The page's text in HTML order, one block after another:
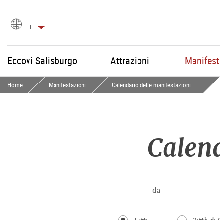
Scegli
lingua
IT
Eccovi Salisburgo Attrazioni
Home Manifestazioni Calendario delle manifestazioni
da